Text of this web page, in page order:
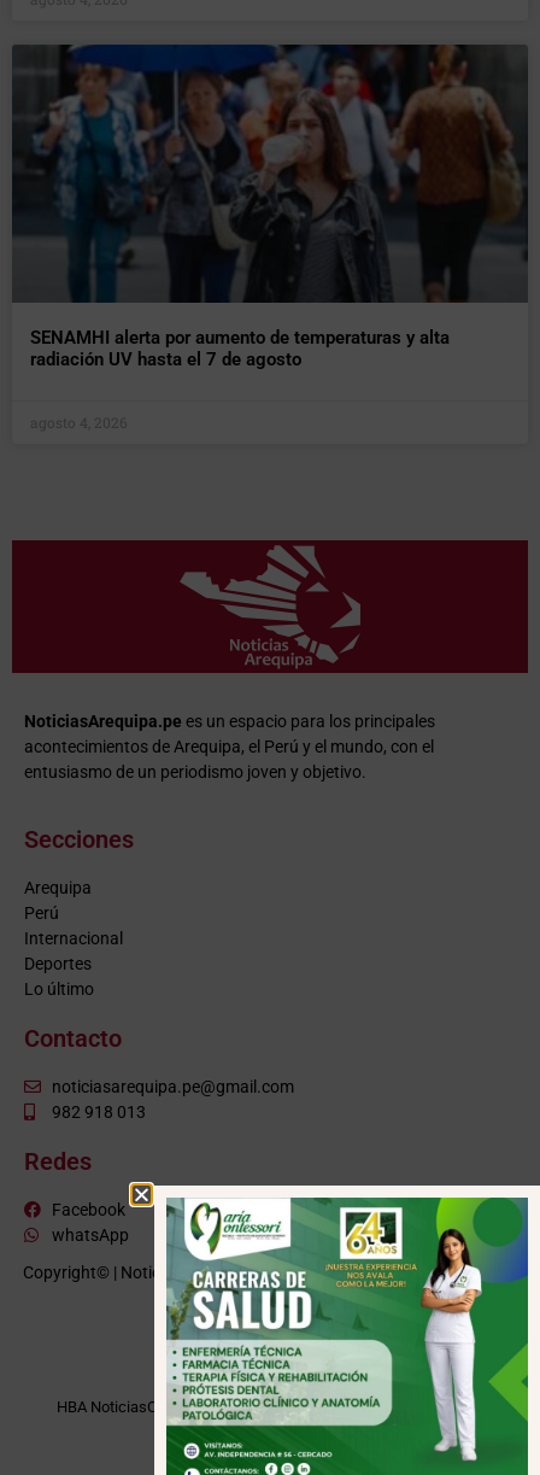
SENAMHI alerta por aumento de temperaturas y alta
radiación UV hasta el 7 de agosto
agosto 4, 2026
NoticiasArequipa.pe es un espacio para los principales
acontecimientos de Arequipa, el Perú y el mundo, con el
entusiasmo de un periodismo joven y objetivo.
Secciones
Arequipa
Perú
Internacional
Deportes
Lo último
Contacto
noticiasarequipa.pe@gmail.com
982 918 013
Redes
Facebook
whatsApp
Copyright© | NoticiasArequipa.pe | Grupo HBA Noticias| Todos los
derechos reservados
VISITE TAMBIÉN
HBA NoticiasCusco InformaMoquegua Noticias Tacna Noticias
Puno Noticias